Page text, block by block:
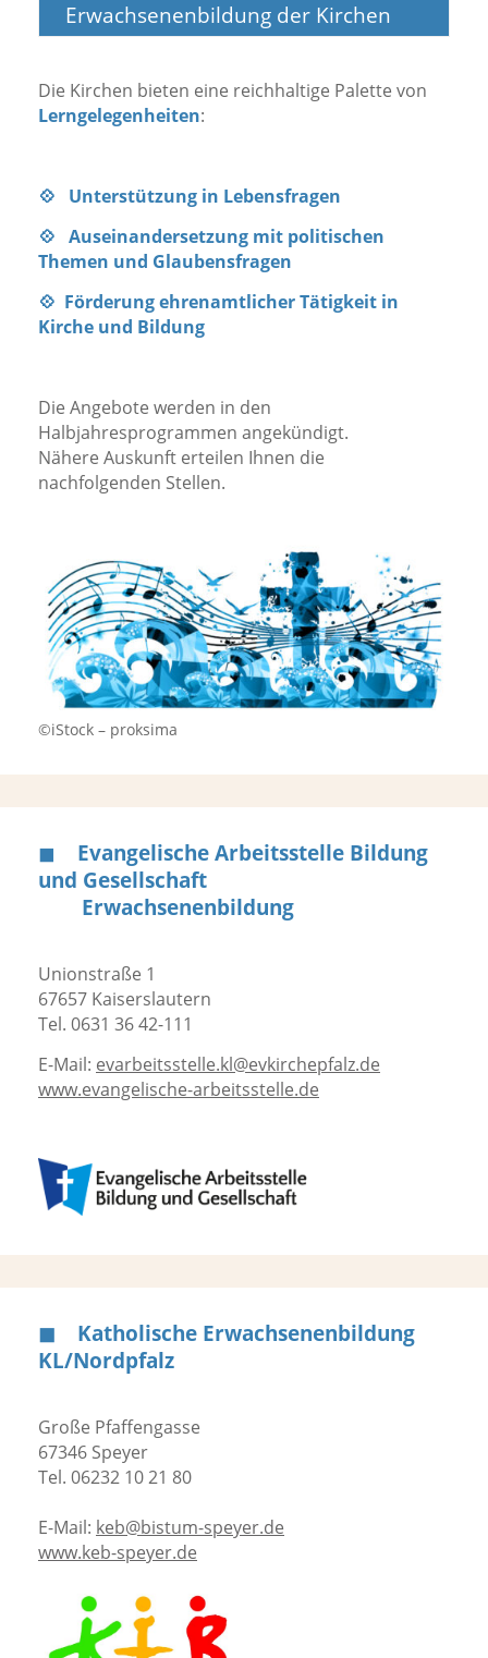
Erwachsenenbildung der Kirchen
Die Kirchen bieten eine reichhaltige Palette von
Lerngelegenheiten:
💠 Unterstützung in Lebensfragen
💠 Auseinandersetzung mit politischen
Themen und Glaubensfragen
💠 Förderung ehrenamtlicher Tätigkeit in
Kirche und Bildung
Die Angebote werden in den
Halbjahresprogrammen angekündigt.
Nähere Auskunft erteilen Ihnen die
nachfolgenden Stellen.
©iStock – proksima
◼︎
Evangelische Arbeitsstelle Bildung
und Gesellschaft
Erwachsenenbildung
Unionstraße 1
67657 Kaiserslautern
Tel. 0631 36 42-111
E-Mail: evarbeitsstelle.kl@evkirchepfalz.de
www.evangelische-arbeitsstelle.de
◼︎ Katholische Erwachsenenbildung
KL/Nordpfalz
Große Pfaffengasse
67346 Speyer
Tel. 06232 10 21 80
E-Mail: keb@bistum-speyer.de
www.keb-speyer.de